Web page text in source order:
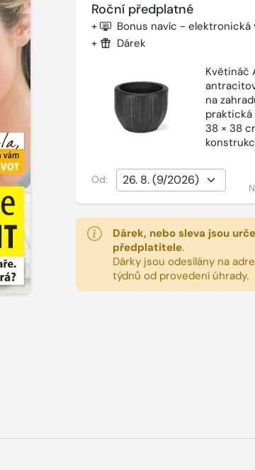
Roční předplatné
+ Bonus navíc - elektronická
+
Dárek
Květináč
na
praktická
38 × 38
Od:
Dárek, nebo sleva jsou
předplatitele.
Dárky jsou odesílány na
týdnů od provedení úhrady.